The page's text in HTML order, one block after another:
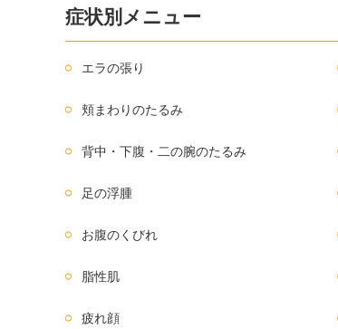
症状別メニュー
エラの張り
頬まわりのたるみ
背中・下腹・二の腕のたるみ
足の浮腫
お腹のくびれ
脂性肌
疲れ顔